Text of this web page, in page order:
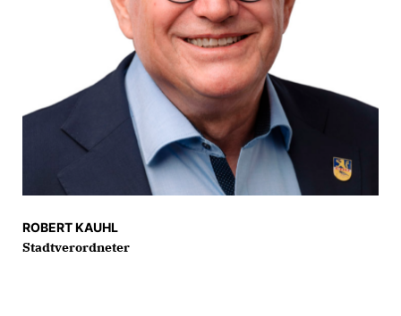
ROBERT KAUHL
Stadtverordneter